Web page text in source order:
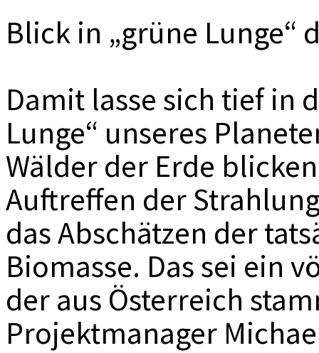
Blick in „grüne Lunge“
Damit lasse sich tief in
Lunge“ unseres
Wälder der Erde
Auftreffen der
das Abschätzen der
Biomasse. Das sei ein
der aus Österreich
Projektmanager